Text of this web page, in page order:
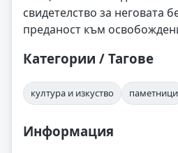
свидетелство за неговата
преданост към
Категории / Тагове
култура и изкуство паметници
Информация